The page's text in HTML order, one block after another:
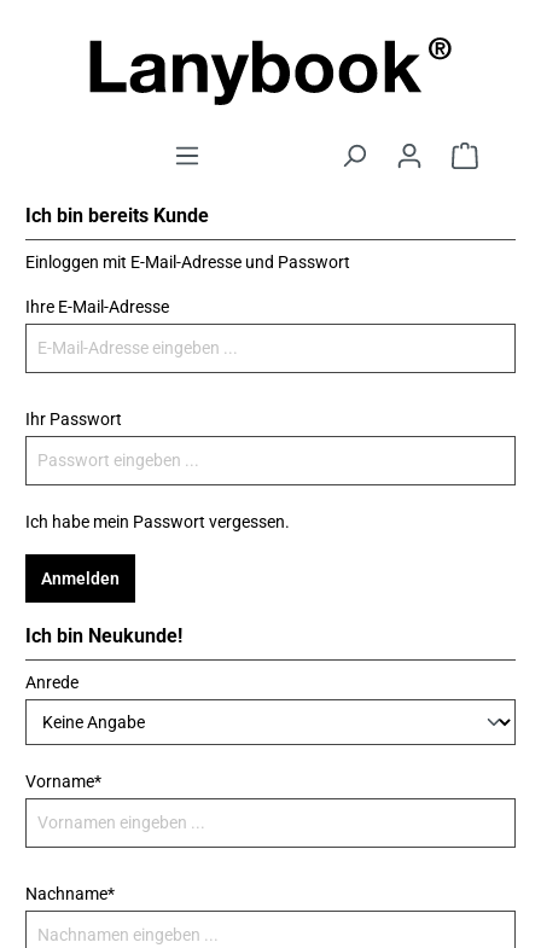
Ich bin bereits Kunde
Einloggen mit E-Mail-Adresse und Passwort
Ihre E-Mail-Adresse
Ihr Passwort
Ich habe mein Passwort vergessen.
Anmelden
Ich bin Neukunde!
Anrede
Vorname*
Nachname*